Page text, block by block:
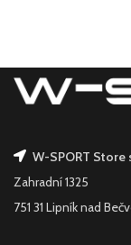
W-SPORT Store
Zahradní 1325
751 31 Lipník nad